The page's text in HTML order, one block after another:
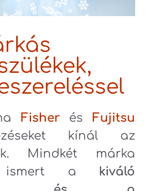
FisherésFujitsu
kínál az
Mindkét márka
ismert a kiváló